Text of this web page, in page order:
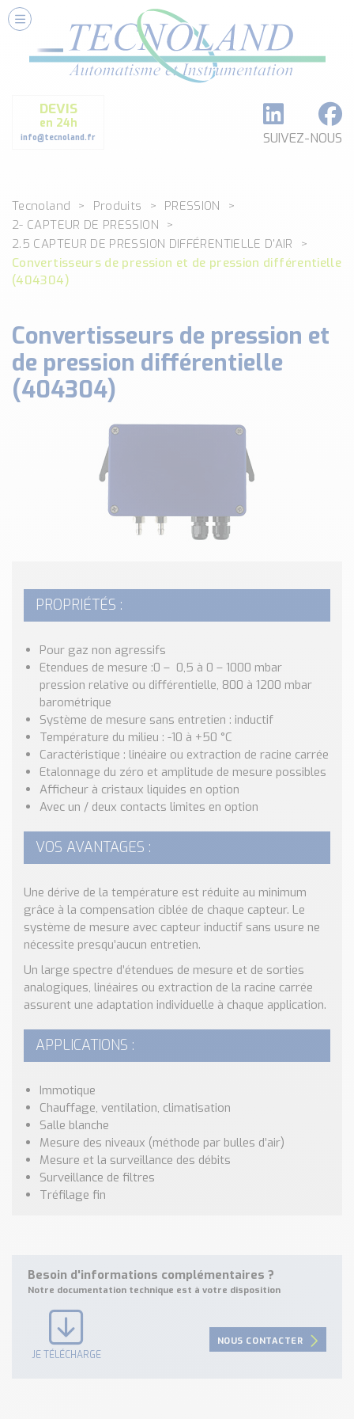
DEVIS
en 24h
info@tecnoland.fr SUIVEZ-NOUS
Nos Services
Conseils et Fourniture
Formation et Assistance
Architecture I-O Link multi fabricants
Classé par catégorie
DEBIT
DETECTION
ANALYSE PHYSICO-CHIMIQUE
Voir toutes les catégories …
Classé par marque
ENDRESS+HAUSER
SCHMERSAL
IDEM SAFETY
Nos outils et simulateurs
Convertisseur de pression
Formulaire Débitmètre
Calculateur Chauffage/Liquide/Gaz
Blog
Nos Réalisations
Conseils et Actualités
Catalogue des essentiels pour les brasseries et micro-
brasseries
Contact & Devis
Devis, Tarifs, Renseignements techniques
Tecnoland Produits
PRESSION
2- CAPTEUR DE PRESSION
2.5 CAPTEUR DE PRESSION DIFFÉRENTIELLE D'AIR
Convertisseurs de pression et de pression différentielle
(404304)
Convertisseurs de pression et
de pression différentielle
(404304)
PROPRIÉTÉS :
Pour gaz non agressifs
Etendues de mesure :0 – 0,5 à 0 – 1000 mbar
pression relative ou différentielle, 800 à 1200 mbar
barométrique
Système de mesure sans entretien : inductif
Température du milieu : -10 à +50 °C
Caractéristique : linéaire ou extraction de racine carrée
Etalonnage du zéro et amplitude de mesure possibles
Afficheur à cristaux liquides en option
Avec un / deux contacts limites en option
VOS AVANTAGES :
Une dérive de la température est réduite au minimum
grâce à la compensation ciblée de chaque capteur. Le
système de mesure avec capteur inductif sans usure ne
nécessite presqu’aucun entretien.
Un large spectre d’étendues de mesure et de sorties
analogiques, linéaires ou extraction de la racine carrée
assurent une adaptation individuelle à chaque application.
APPLICATIONS :
Immotique
Chauffage, ventilation, climatisation
Salle blanche
Mesure des niveaux (méthode par bulles d’air)
Mesure et la surveillance des débits
Surveillance de filtres
Tréfilage fin
Besoin d'informations complémentaires ?
Notre documentation technique est à votre disposition
JE TÉLÉCHARGE
NOUS CONTACTER